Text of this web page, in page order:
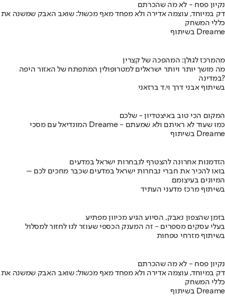
נקיון פסח - לא מה שהכרתם
דק במיוחד, עוצמה אדירה ולא מפחד מאף מכשול: שואב האבק שמשנה את
כללי המשחק
בשיתוף Dreame
מהמרכז לגולן: המהפכה של קצרין
מה מושך יותר ויותר ישראלים למטרופולין המתפתח של האזור היפה
במדינה?
בשיתוף אבני דרך וי.ד ברזאני
המקום הכי טוב באיצטדיון - שלכם
המונדיאל עם מסכי Dreame - כמו שעוד לא ראיתם ולא שמעתם
בשיתוף Dreame
הזדמנות אחרונה להצטרף לנבחרות ישראל במדעים
בואו להכיר את חברי נבחרות ישראל במדעים שכבר מחכים לכם –
המיונים בעיצומם
בשיתוף מרכז מדעני העתיד
בזמן שהצפון נאבק, הסיוע הגיע מכיוון מפתיע
בעלי עסקים מספרים - זה המענק הכספי שעוזר לנו לחזור למסלול
בשיתוף מזרחי טפחות
נקיון פסח - לא מה שהכרתם
דק במיוחד, עוצמה אדירה ולא מפחד מאף מכשול: שואב האבק שמשנה את
כללי המשחק
בשיתוף Dreame